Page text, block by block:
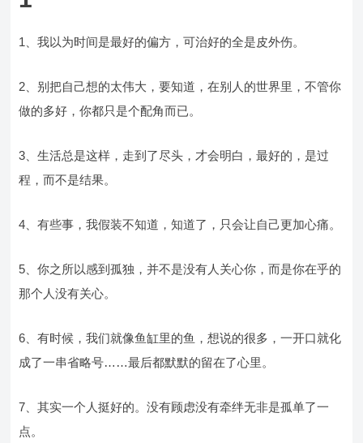
1、我以为时间是最好的偏方，可治好的全是皮外伤。
2、别把自己想的太伟大，要知道，在别人的世界里，不管你
做的多好，你都只是个配角而已。
3、生活总是这样，走到了尽头，才会明白，最好的，是过
程，而不是结果。
4、有些事，我假装不知道，知道了，只会让自己更加心痛。
5、你之所以感到孤独，并不是没有人关心你，而是你在乎的
那个人没有关心。
6、有时候，我们就像鱼缸里的鱼，想说的很多，一开口就化
成了一串省略号……最后都默默的留在了心里。
7、其实一个人挺好的。没有顾虑没有牵绊无非是孤单了一
点。